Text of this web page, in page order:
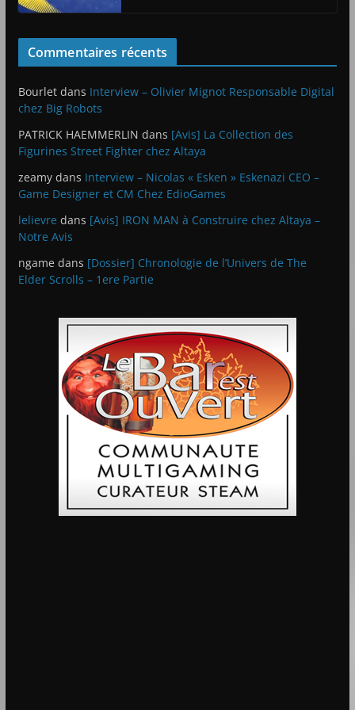
Commentaires récents
Bourletdans Interview – Olivier Mignot Responsable Digital
chez Big Robots
PATRICK HAEMMERLIN dans [Avis] La Collection des
Figurines Street Fighter chez Altaya
zeamydans Interview – Nicolas « Esken » Eskenazi CEO –
Game Designer et CM Chez EdioGames
lelievre dans [Avis] IRON MAN à Construire chez Altaya –
Notre Avis
ngame dans [Dossier] Chronologie de l’Univers de The
Elder Scrolls – 1ere Partie